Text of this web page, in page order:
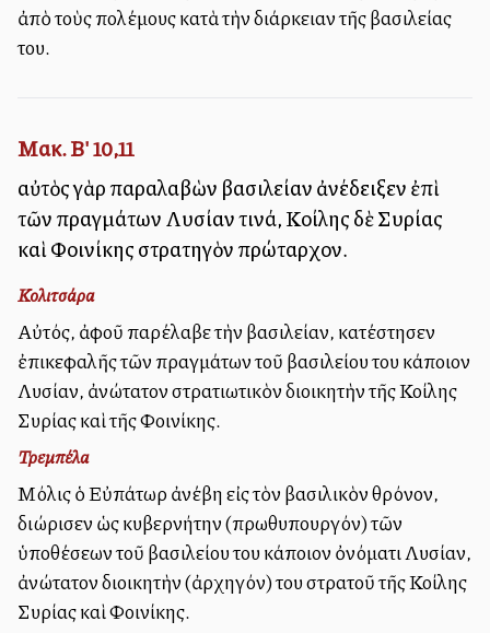
ἀπὸ τοὺς πολέμους κατὰ τὴν διάρκειαν τῆς βασιλείας
του.
Μακ. Β' 10,11
αὐτὸς γὰρ παραλαβὼν βασιλείαν ἀνέδειξεν ἐπὶ
τῶν πραγμάτων Λυσίαν τινά, Κοίλης δὲ Συρίας
καὶ Φοινίκης στρατηγὸν πρώταρχον.
Κολιτσάρα
Αὐτός, ἀφοῦ παρέλαβε τὴν βασιλείαν, κατέστησεν
ἐπικεφαλῆς τῶν πραγμάτων τοῦ βασιλείου του κάποιον
Λυσίαν, ἀνώτατον στρατιωτικὸν διοικητὴν τῆς Κοίλης
Συρίας καὶ τῆς Φοινίκης.
Τρεμπέλα
Μόλις ὁ Εὐπάτωρ ἀνέβη εἰς τὸν βασιλικὸν θρόνον,
διώρισεν ὡς κυβερνήτην (πρωθυπουργόν) τῶν
ὑποθέσεων τοῦ βασιλείου του κάποιον ὀνόματι Λυσίαν,
ἀνώτατον διοικητὴν (ἀρχηγόν) του στρατοῦ τῆς Κοίλης
Συρίας καὶ Φοινίκης.